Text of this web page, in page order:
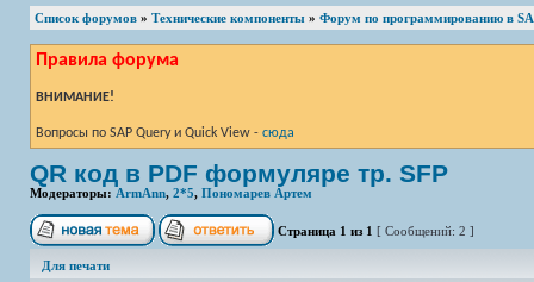
Список форумов » Технические компоненты » Форум по программированию в
Правила форума
ВНИМАНИЕ!
Вопросы по SAP Query и Quick View - сюда
QR код в PDF формуляре тр. SFP
Модераторы: ArmAnn, 2*5, Пономарев Артем
Страница 1 из 1 [ Сообщений: 2 ]
Для печати